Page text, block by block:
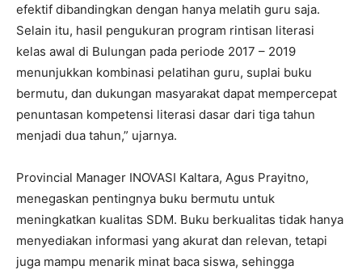
efektif dibandingkan dengan hanya melatih guru saja.
Selain itu, hasil pengukuran program rintisan literasi
kelas awal di Bulungan pada periode 2017 – 2019
menunjukkan kombinasi pelatihan guru, suplai buku
bermutu, dan dukungan masyarakat dapat mempercepat
penuntasan kompetensi literasi dasar dari tiga tahun
menjadi dua tahun,” ujarnya.
Provincial Manager INOVASI Kaltara, Agus Prayitno,
menegaskan pentingnya buku bermutu untuk
meningkatkan kualitas SDM. Buku berkualitas tidak hanya
menyediakan informasi yang akurat dan relevan, tetapi
juga mampu menarik minat baca siswa, sehingga